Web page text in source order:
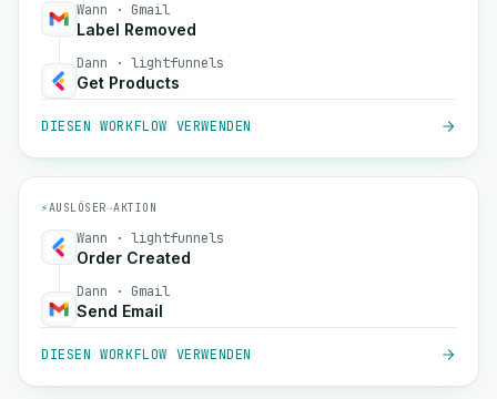
Wann · Gmail
Label Removed
Dann · lightfunnels
Get Products
DIESEN WORKFLOW VERWENDEN
⚡AUSLÖSER→AKTION
Wann · lightfunnels
Order Created
Dann · Gmail
Send Email
DIESEN WORKFLOW VERWENDEN